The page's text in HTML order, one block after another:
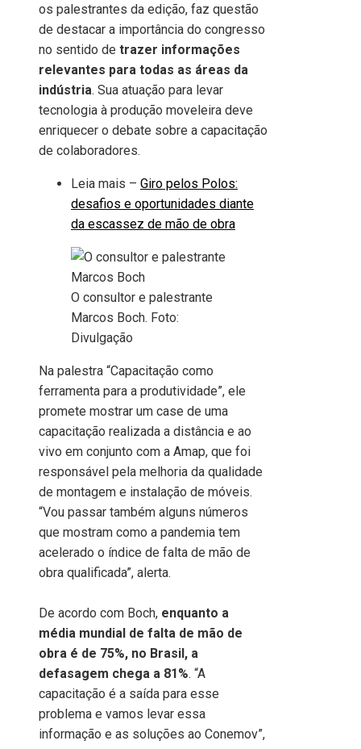
os palestrantes da edição, faz questão
de destacar a importância do congresso
no sentido de trazer informações
relevantes para todas as áreas da
indústria. Sua atuação para levar
tecnologia à produção moveleira deve
enriquecer o debate sobre a capacitação
de colaboradores.
Leia mais – Giro pelos Polos:
desafios e oportunidades diante
da escassez de mão de obra
O consultor e palestrante
Marcos Boch. Foto:
Divulgação
Na palestra “Capacitação como
ferramenta para a produtividade”, ele
promete mostrar um case de uma
capacitação realizada a distância e ao
vivo em conjunto com a Amap, que foi
responsável pela melhoria da qualidade
de montagem e instalação de móveis.
“Vou passar também alguns números
que mostram como a pandemia tem
acelerado o índice de falta de mão de
obra qualificada”, alerta.
De acordo com Boch, enquanto a
média mundial de falta de mão de
obra é de 75%, no Brasil, a
defasagem chega a 81%. “A
capacitação é a saída para esse
problema e vamos levar essa
informação e as soluções ao Conemov”,